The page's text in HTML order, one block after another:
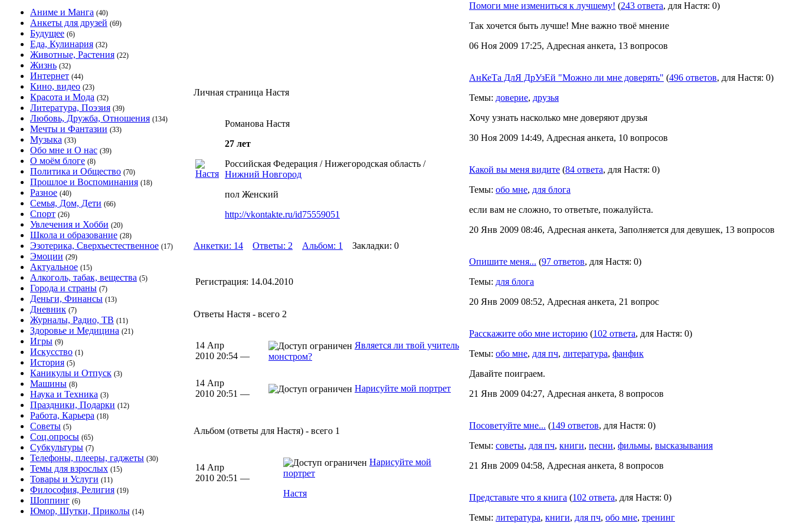
Аниме и Манга (40)
Анкеты для друзей (69)
Будущее (6)
Еда, Кулинария (32)
Животные, Растения (22)
Жизнь (32)
Интернет (44)
Кино, видео (23)
Красота и Мода (32)
Литература, Поэзия (39)
Любовь, Дружба, Отношения (134)
Мечты и Фантазии (33)
Музыка (33)
Обо мне и О нас (39)
О моём блоге (8)
Политика и Общество (70)
Прошлое и Воспоминания (18)
Разное (40)
Семья, Дом, Дети (66)
Спорт (26)
Увлечения и Хобби (20)
Школа и образование (28)
Эзотерика, Сверхъестественное (17)
Эмоции (29)
Актуальное (15)
Алкоголь, табак, вещества (5)
Города и страны (7)
Деньги, Финансы (13)
Дневник (7)
Журналы, Радио, ТВ (11)
Здоровье и Медицина (21)
Игры (9)
Искусство (1)
История (5)
Каникулы и Отпуск (3)
Машины (8)
Наука и Техника (3)
Праздники, Подарки (12)
Работа, Карьера (18)
Советы (5)
Соц.опросы (65)
Субкультуры (7)
Телефоны, плееры, гаджеты (30)
Темы для взрослых (15)
Товары и Услуги (11)
Философия, Религия (19)
Шоппинг (6)
Юмор, Шутки, Приколы (14)
Личная страница Настя
Романова Настя
27 лет
Российская Федерация / Нижегородская область /
Нижний Новгород
пол Женский
http://vkontakte.ru/id75559051
Анкетки: 14 Ответы: 2 Альбом: 1 Закладки: 0
Регистрация: 14.04.2010
Ответы Настя - всего 2
14 Апр
2010 20:54 —
Является ли твой учитель
монстром?
14 Апр
2010 20:51 —
Нарисуйте мой портрет
Альбом (ответы для Настя) - всего 1
14 Апр
2010 20:51 —
Нарисуйте мой
портрет
Настя
Помоги мне измениться к лучшему! (243 ответа, для Настя: 0)
Так хочется быть лучше! Мне важно твоё мнение
06 Ноя 2009 17:25, Адресная анкета, 13 вопросов
АнКеТа ДлЯ ДрУзЕй "Можно ли мне доверять" (496 ответов, для Настя: 0)
Темы: доверие, друзья
Хочу узнать насколько мне доверяют друзья
30 Ноя 2009 14:49, Адресная анкета, 10 вопросов
Какой вы меня видите (84 ответа, для Настя: 0)
Темы: обо мне, для блога
если вам не сложно, то ответьте, пожалуйста.
20 Янв 2009 08:46, Адресная анкета, Заполняется для девушек, 13 вопросов
Опишите меня... (97 ответов, для Настя: 0)
Темы: для блога
20 Янв 2009 08:52, Адресная анкета, 21 вопрос
Расскажите обо мне историю (102 ответа, для Настя: 0)
Темы: обо мне, для пч, литература, фанфик
Давайте поиграем.
21 Янв 2009 04:27, Адресная анкета, 8 вопросов
Посоветуйте мне... (149 ответов, для Настя: 0)
Темы: советы, для пч, книги, песни, фильмы, высказывания
21 Янв 2009 04:58, Адресная анкета, 8 вопросов
Представьте что я книга (102 ответа, для Настя: 0)
Темы: литература, книги, для пч, обо мне, тренинг